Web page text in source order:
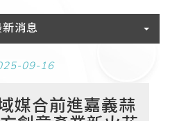
消息
09-16
媒合前進嘉義蒜